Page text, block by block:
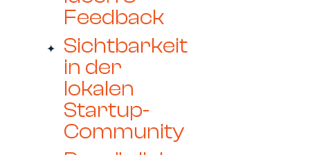
Feedback
Sichtbarkeit
in der
lokalen
Startup-
Community